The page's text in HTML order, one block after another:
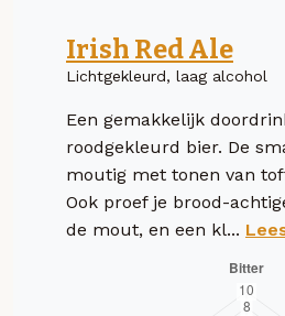
Irish Red Ale
Lichtgekleurd, laag alcohol
Een gemakkelijk
roodgekleurd bier. De
moutig met tonen van
Ook proef je brood-
de mout, en een kl...